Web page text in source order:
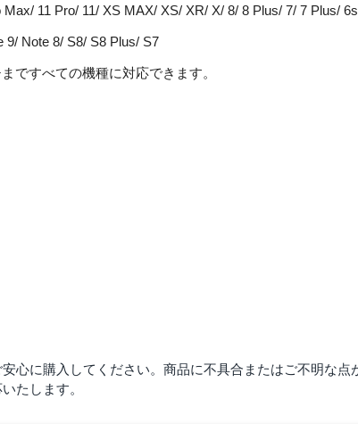
Max/ 11 Pro/ 11/ XS MAX/ XS/ XR/ X/ 8/ 8 Plus/ 7/ 7 Plus/
9/ Note 8/ S8/ S8 Plus/ S7
ですべての機種に対応できます。
心に購入してください。商品に不具合またはご不明な点
たします。